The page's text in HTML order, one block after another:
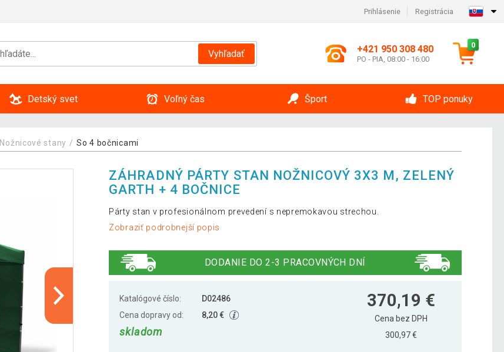
Prihlásenie Registrácia
Vyhľadať +421 950 308 480
PO - PIA, 08:00 - 16:00
0
Detský svet Voľný čas Šport TOP ponuky
Nožnicové stany So 4 bočnicami
ZÁHRADNÝ PÁRTY STAN NOŽNICOVÝ 3X3 M, ZELENÝ
GARTH + 4 BOČNICE
Párty stan v profesionálnom prevedení s nepremokavou strechou.
Zobraziť podrobnejší popis
DODANIE DO 2-3 PRACOVNÝCH DNÍ
Katalógové číslo:
D02486
Cena dopravy od:
8,20 €
skladom
370,19 €
Cena bez DPH
300,97 €